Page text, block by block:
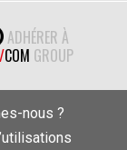
ADHÉRER À
/COM GROUP
nous ?